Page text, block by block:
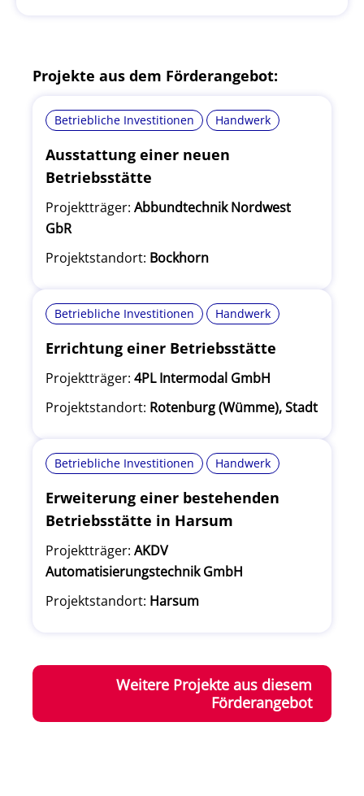
Projekte aus dem Förderangebot:
Betriebliche Investitionen Handwerk
Ausstattung einer neuen
Betriebsstätte
Projektträger: Abbundtechnik Nordwest
GbR
Projektstandort: Bockhorn
Betriebliche Investitionen Handwerk
Errichtung einer Betriebsstätte
Projektträger: 4PL Intermodal GmbH
Projektstandort: Rotenburg (Wümme), Stadt
Betriebliche Investitionen Handwerk
Erweiterung einer bestehenden
Betriebsstätte in Harsum
Projektträger: AKDV
Automatisierungstechnik GmbH
Projektstandort: Harsum
Weitere Projekte aus diesem
Förderangebot